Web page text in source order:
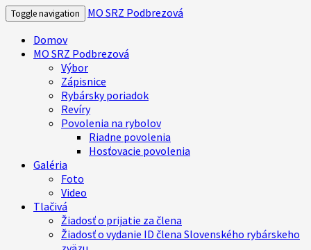
Toggle navigation
MO SRZ Podbrezová
Domov
MO SRZ Podbrezová
Výbor
Zápisnice
Rybársky poriadok
Revíry
Povolenia na rybolov
Riadne povolenia
Hosťovacie povolenia
Galéria
Foto
Video
Tlačivá
Žiadosť o prijatie za člena
Žiadosť o vydanie ID člena Slovenského rybárskeho